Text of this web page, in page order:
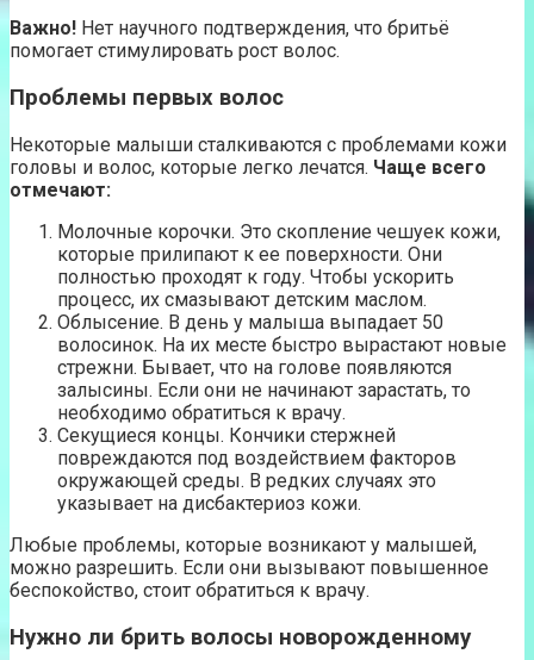
Важно! Нет научного подтверждения, что бритьё
помогает стимулировать рост волос.
Проблемы первых волос
Некоторые малыши сталкиваются с проблемами кожи
головы и волос, которые легко лечатся. Чаще всего
отмечают:
Молочные корочки. Это скопление чешуек кожи,
которые прилипают к ее поверхности. Они
полностью проходят к году. Чтобы ускорить
процесс, их смазывают детским маслом.
Облысение. В день у малыша выпадает 50
волосинок. На их месте быстро вырастают новые
стрежни. Бывает, что на голове появляются
залысины. Если они не начинают зарастать, то
необходимо обратиться к врачу.
Секущиеся концы. Кончики стержней
повреждаются под воздействием факторов
окружающей среды. В редких случаях это
указывает на дисбактериоз кожи.
Любые проблемы, которые возникают у малышей,
можно разрешить. Если они вызывают повышенное
беспокойство, стоит обратиться к врачу.
Нужно ли брить волосы новорожденному